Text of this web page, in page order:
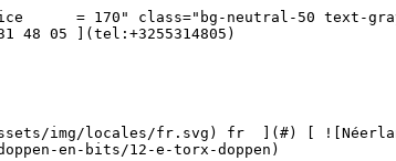
fr/nettoyage-de-voitures/polissage) [    ![Vitres](https://www.auto-service.be/assets/media/30715/conversions/ruiten-navthumb.jpg)  

 Vitres 

 ](https://www.auto-service.be/fr/nettoyage-de-voitures/vitres) [    ![Cire et protection](https://www.auto-service.be/assets/media/30713/conversions/wax-protect-navthumb.jpg)  

 Cire et protection 

 ](https://www.auto-service.be/fr/nettoyage-de-voitures/cire-et-protection) [    ![Traitement anti-rayures](https://www.auto-service.be/assets/media/30711/conversions/krasbehandeling-navthumb.jpg)  

 Traitement anti-rayures 

 ](https://www.auto-service.be/fr/nettoyage-de-voitures/traitement-anti-rayures) [    ![Accessoires](https://www.auto-service.be/assets/media/30709/conversions/toebehoren-navthumb.jpg)  

 Accessoires 

 ](https://www.auto-service.be/fr/nettoyage-de-voitures/accessoires) [    ![Kits](https://www.auto-service.be/assets/media/30668/conversions/kits-navthumb.jpg)  

 Kits 

 ](https://www.auto-service.be/fr/nettoyage-de-voitures/kits) 

 [ { setTimeout(() =&gt; { $refs.navitem260.scrollIntoView({ behavior: 'smooth', block: 'start' }); }, 300); }); }" class="relative z-30 flex items-center p-4 text-center text-gray-700 transition-colors duration-200 ease-out lg:h-full lg:border-b-4 lg:px-0 lg:pt-\[4px\] lg:pb-0 lg:text-xs lg:font-medium lg:text-gray-800 lg:focus:border-b-primary xl:text-sm 2xl:text-base lg:border-b-transparent lg:hover:border-b-gray-300" &gt; Bagages et transport      

 ](https://www.auto-service.be/fr/bagages-et-transport) **Bagages et transport** 

 [    ![Porte-vélos](https://www.auto-service.be/assets/media/25667/conversions/fietsendragers-navthumb.jpg)  

 Porte-vélos 

 ](https://www.auto-service.be/fr/bagages-et-transport/porte-velos) [    ![Coffres de toit](https://www.auto-service.be/assets/media/25666/conversions/dakkoffer-navthumb.jpg)  

 Coffres de toit 

 ](https://www.auto-service.be/fr/bagages-et-transport/coffres-de-toit) [    ![Porte-bagages de toit](https://www.auto-service.be/assets/media/25668/conversions/dakdrager-navthumb.jpg)  

 Porte-bagages de toit 

 ](https://www.auto-service.be/fr/bagages-et-transport/porte-bagages-de-toit) [    ![Accessoires de remorque](https://www.auto-service.be/assets/media/18910/conversions/aanhangwagen-accessoires-navthumb.jpg)  

 Accessoires de remorque 

 ](https://www.auto-service.be/fr/bagages-et-transport/accessoires-de-remorque) [    ![Éclairage de la remorque](https://www.auto-service.be/assets/media/18912/conversions/verlichting-aanhangwagen-navthumb.jpg)  

 Éclairage de la remorque 

 ](https://www.auto-service.be/fr/bagages-et-transport/eclairage-de-la-